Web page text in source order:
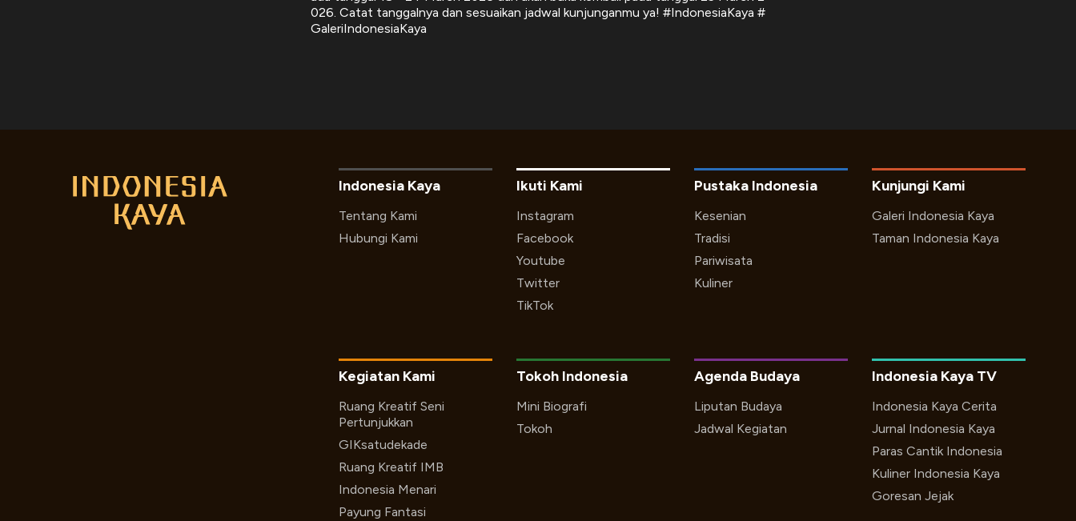
026. Catat tanggalnya dan sesuaikan jadwal kunjunganmu ya! #IndonesiaKaya #
GaleriIndonesiaKaya
Indonesia Kaya
Tentang Kami
Hubungi Kami
Ikuti Kami
Instagram
Facebook
Youtube
Twitter
TikTok
Kegiatan Kami
Ruang Kreatif Seni
Pertunjukkan
GIKsatudekade
Ruang Kreatif IMB
Indonesia Menari
Payung Fantasi
Kunjungi Kami
Galeri Indonesia Kaya
Taman Indonesia Kaya
Pustaka Indonesia
Kesenian
Tradisi
Pariwisata
Kuliner
Tokoh Indonesia
Mini Biografi
Tokoh
Indonesia Kaya TV
Indonesia Kaya Cerita
Jurnal Indonesia Kaya
Paras Cantik Indonesia
Kuliner Indonesia Kaya
Goresan Jejak
Agenda Budaya
Liputan Budaya
Jadwal Kegiatan